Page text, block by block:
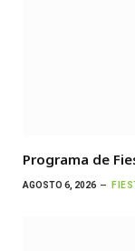
Programa de
AGOSTO 6, 2026